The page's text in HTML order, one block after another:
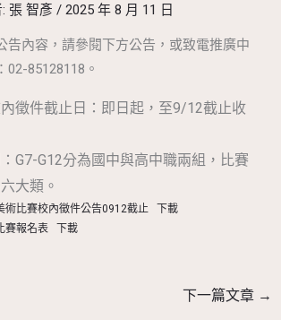
張 智彥 /2025 年 8 月 11 日
告內容，請參閱下方公告，或致電推廣中
02-85128118。
徵件截止日：即日起，至9/12截止收
G7-G12分為國中與高中職兩組，比賽
大類。
術比賽校內徵件公告0912截止
下載
賽報名表
下載
下一篇文章 →